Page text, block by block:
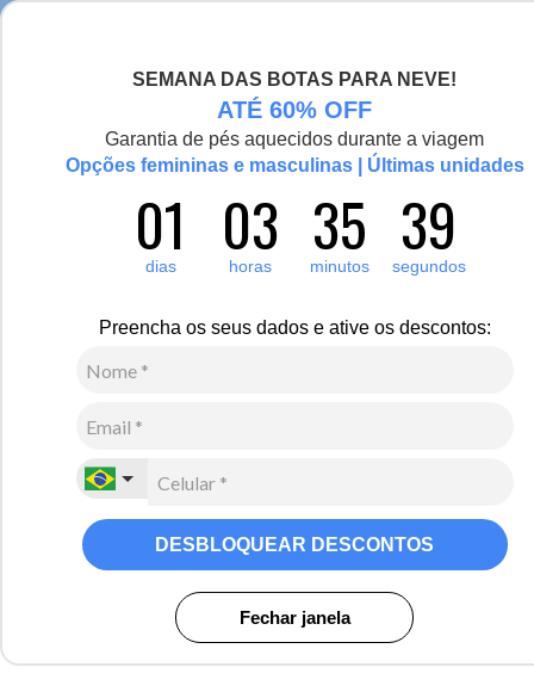
SEMANA DAS BOTAS PARA NEVE!
ATÉ 60% OFF
Garantia de pés aquecidos durante a viagem
Opções femininas e masculinas | Últimas unidades
01
dias 03
horas 35
minutos 39
segundos
Preencha os seus dados e ative os descontos:
DESBLOQUEAR DESCONTOS
Fechar janela